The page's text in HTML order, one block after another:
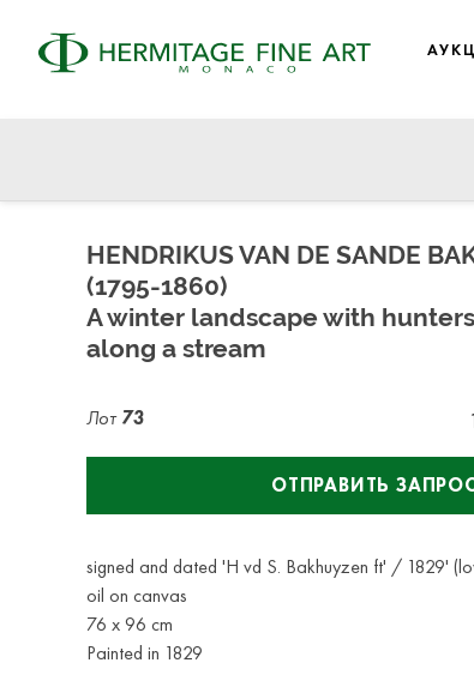
FINE ART: Modern and 19th Century Art, Eastern
HENDRIKUS VAN DE SANDE
(1795-1860)
A winter landscape with
along a stream
Лот 73
ОТПРАВИТЬ ЗАПРОС
signed and dated 'H vd S. Bakhuyzen ft' / 1829'
oil on canvas
76 x 96 cm
Painted in 1829